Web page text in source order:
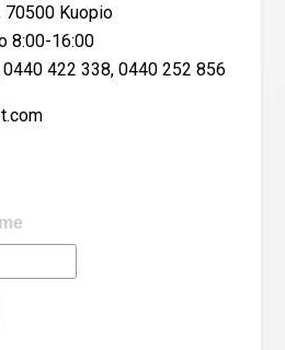
70500 Kuopio
8:00-16:00
422 338, 0440 252 856